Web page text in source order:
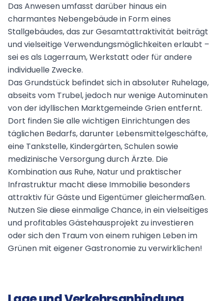
Das Anwesen umfasst darüber hinaus ein
charmantes Nebengebäude in Form eines
Stallgebäudes, das zur Gesamtattraktivität beiträgt
und vielseitige Verwendungsmöglichkeiten erlaubt –
sei es als Lagerraum, Werkstatt oder für andere
individuelle Zwecke.
Das Grundstück befindet sich in absoluter Ruhelage,
abseits vom Trubel, jedoch nur wenige Autominuten
von der idyllischen Marktgemeinde Grien entfernt.
Dort finden Sie alle wichtigen Einrichtungen des
täglichen Bedarfs, darunter Lebensmittelgeschäfte,
eine Tankstelle, Kindergärten, Schulen sowie
medizinische Versorgung durch Ärzte. Die
Kombination aus Ruhe, Natur und praktischer
Infrastruktur macht diese Immobilie besonders
attraktiv für Gäste und Eigentümer gleichermaßen.
Nutzen Sie diese einmalige Chance, in ein vielseitiges
und profitables Gästehausprojekt zu investieren
oder sich den Traum von einem ruhigen Leben im
Grünen mit eigener Gastronomie zu verwirklichen!